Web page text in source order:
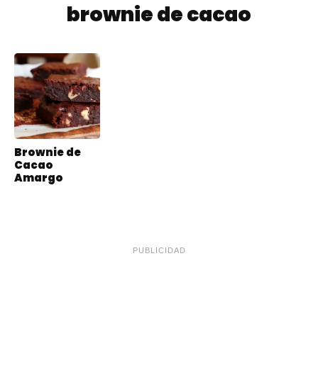
brownie de cacao
Brownie de
Cacao
Amargo
PUBLICIDAD